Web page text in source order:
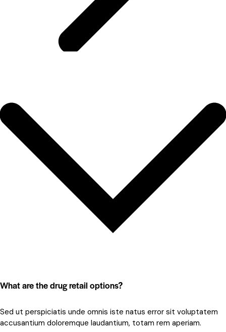
What are the drug retail options?
Sed ut perspiciatis unde omnis iste natus error sit voluptatem
accusantium doloremque laudantium, totam rem aperiam.